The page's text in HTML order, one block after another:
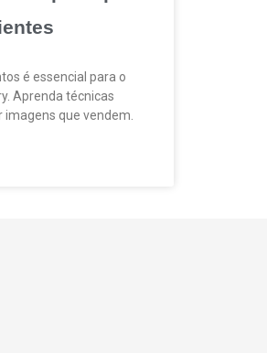
é essencial para o
Aprenda técnicas
que vendem.